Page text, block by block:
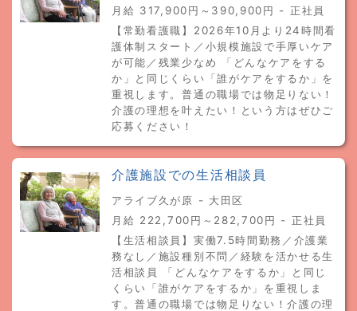
月給 317,900円～390,900円 - 正社員
【常勤看護職】2026年10月より24時間看
護体制スタート／小規模施設で手厚いケア
が可能／残業少なめ 「どんなケアをする
か」と同じくらい「誰がケアをするか」を
重視します。普通の職場では物足りない！
介護の理想を叶えたい！という方はぜひご
応募ください！
介護施設での生活相談員
アライブ久が原 - 大田区
月給 222,700円～282,700円 - 正社員
【生活相談員】実働7.5時間勤務／介護業
務なし／施設種別不問／経験を活かせる生
活相談員 「どんなケアをするか」と同じ
くらい「誰がケアをするか」を重視しま
す。普通の職場では物足りない！介護の理